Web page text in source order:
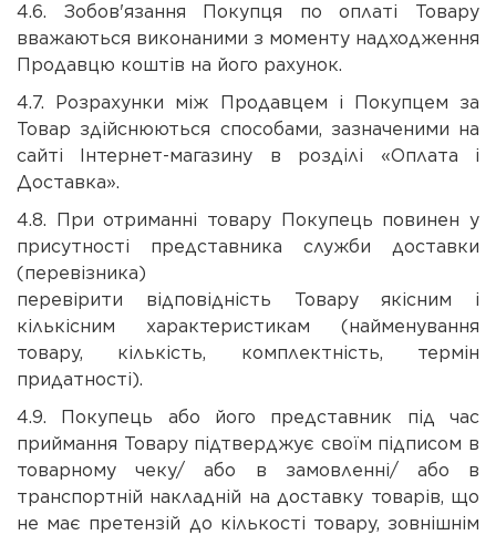
4.6. Зобов'язання Покупця по оплаті Товару
вважаються виконаними з моменту надходження
Продавцю коштів на його рахунок.
4.7. Розрахунки між Продавцем і Покупцем за
Товар здійснюються способами, зазначеними на
сайті Інтернет-магазину в розділі «Оплата і
Доставка».
4.8. При отриманні товару Покупець повинен у
присутності представника служби доставки
перевірити відповідність Товару якісним і
кількісним характеристикам (найменування
товару, кількість, комплектність, термін
придатності).
4.9. Покупець або його представник під час
приймання Товару підтверджує своїм підписом в
товарному чеку/ або в замовленні/ або в
транспортній накладній на доставку товарів, що
не має претензій до кількості товару, зовнішнім